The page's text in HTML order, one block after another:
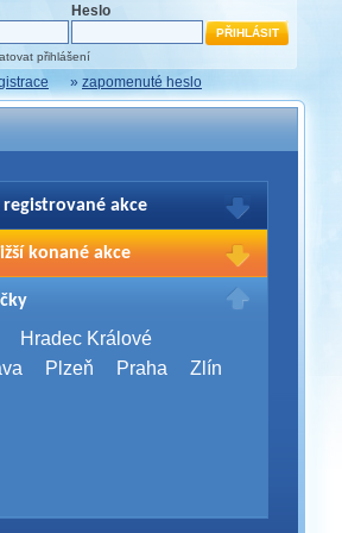
Heslo
přihlášení
» zapomenuté heslo
registrované akce
Vašich registrací na akce
přihlašte.
konané akce
2026
Brno
Server Bootcamp 2026
Hradec Králové
Plzeň Praha Zlín